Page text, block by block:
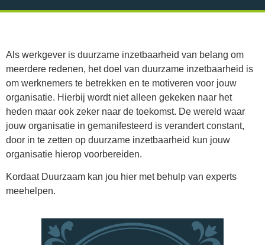
Als werkgever is duurzame inzetbaarheid van belang om
meerdere redenen, het doel van duurzame inzetbaarheid is
om werknemers te betrekken en te motiveren voor jouw
organisatie. Hierbij wordt niet alleen gekeken naar het
heden maar ook zeker naar de toekomst. De wereld waar
jouw organisatie in gemanifesteerd is verandert constant,
door in te zetten op duurzame inzetbaarheid kun jouw
organisatie hierop voorbereiden.
Kordaat Duurzaam kan jou hier met behulp van experts
meehelpen.